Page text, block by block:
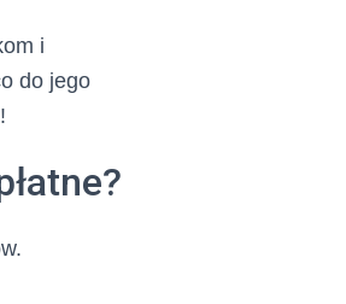
i
do jego